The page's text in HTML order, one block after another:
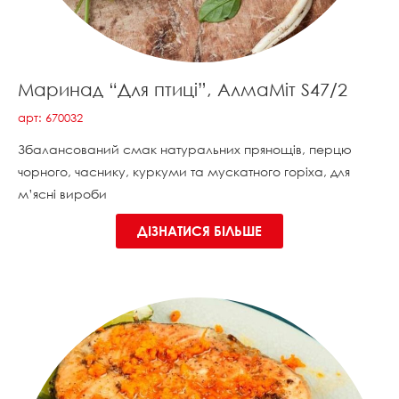
Маринад “Для птиці”, АлмаМіт S47/2
арт: 670032
Збалансований смак натуральних прянощів, перцю
чорного, часнику, куркуми та мускатного горіха, для
м’ясні вироби
ДІЗНАТИСЯ БІЛЬШЕ